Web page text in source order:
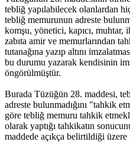
tebliğ yapılabilecek olanlardan
tebliğ memurunun adreste
komşu, yönetici, kapıcı,
zabıta amir ve memurlarından
tutanağına yazıp altını
bu durumu yazarak kendisinin
öngörülmüştür.
Burada Tüzüğün 28. maddesi,
adreste bulunmadığını "tahkik
göre tebliğ memuru tahkik
olarak yaptığı tahkikatın
maddede açıkça belirtildiği